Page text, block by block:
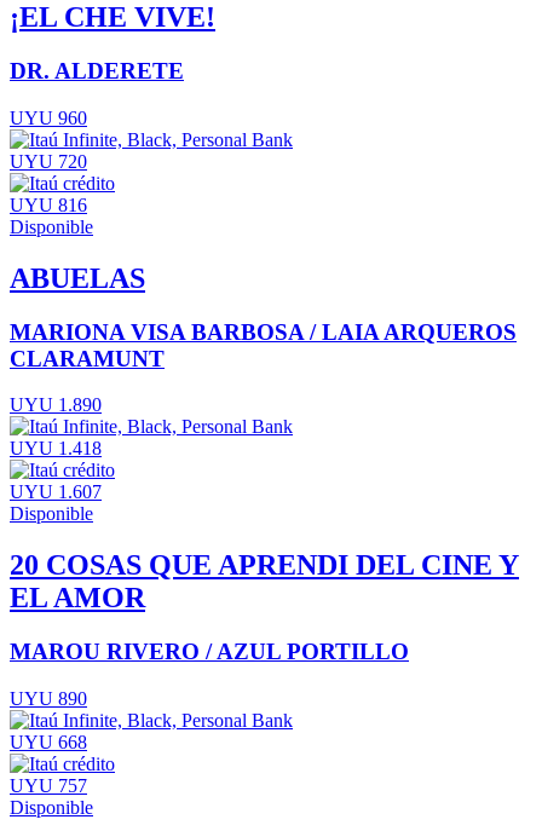
¡EL CHE VIVE!
DR. ALDERETE
UYU 960
UYU 720
UYU 816
Disponible
ABUELAS
MARIONA VISA BARBOSA / LAIA ARQUEROS
CLARAMUNT
UYU 1.890
UYU 1.418
UYU 1.607
Disponible
20 COSAS QUE APRENDI DEL CINE Y
EL AMOR
MAROU RIVERO / AZUL PORTILLO
UYU 890
UYU 668
UYU 757
Disponible